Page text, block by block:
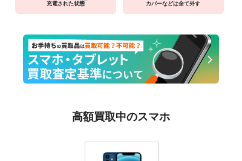
充電された状態
カバーなどは全て外す
高額買取中のスマホ